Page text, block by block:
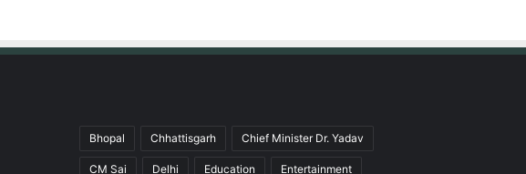
Bhopal Chhattisgarh Chief Minister Dr. Yadav
CM Sai Delhi Education Entertainment